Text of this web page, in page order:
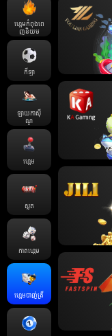
ហ្គេមកំពុងពេ
ញនិយម
កីឡា
ឡាយកាសុី
ណូ
ហ្គេម
ស្លត
កាតហ្គេម
ហ្គេមបាញ់ត្រី